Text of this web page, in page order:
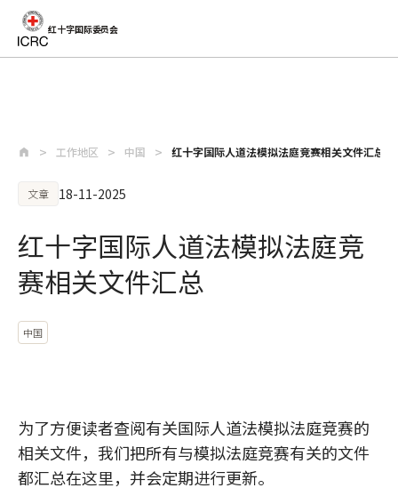
红十字国际委员会
工作地区 中国 红十字国际人道法模拟法庭竞赛相关文件汇总
文章 18-11-2025
红十字国际人道法模拟法庭竞
赛相关文件汇总
中国
为了方便读者查阅有关国际人道法模拟法庭竞赛的
相关文件，我们把所有与模拟法庭竞赛有关的文件
都汇总在这里，并会定期进行更新。